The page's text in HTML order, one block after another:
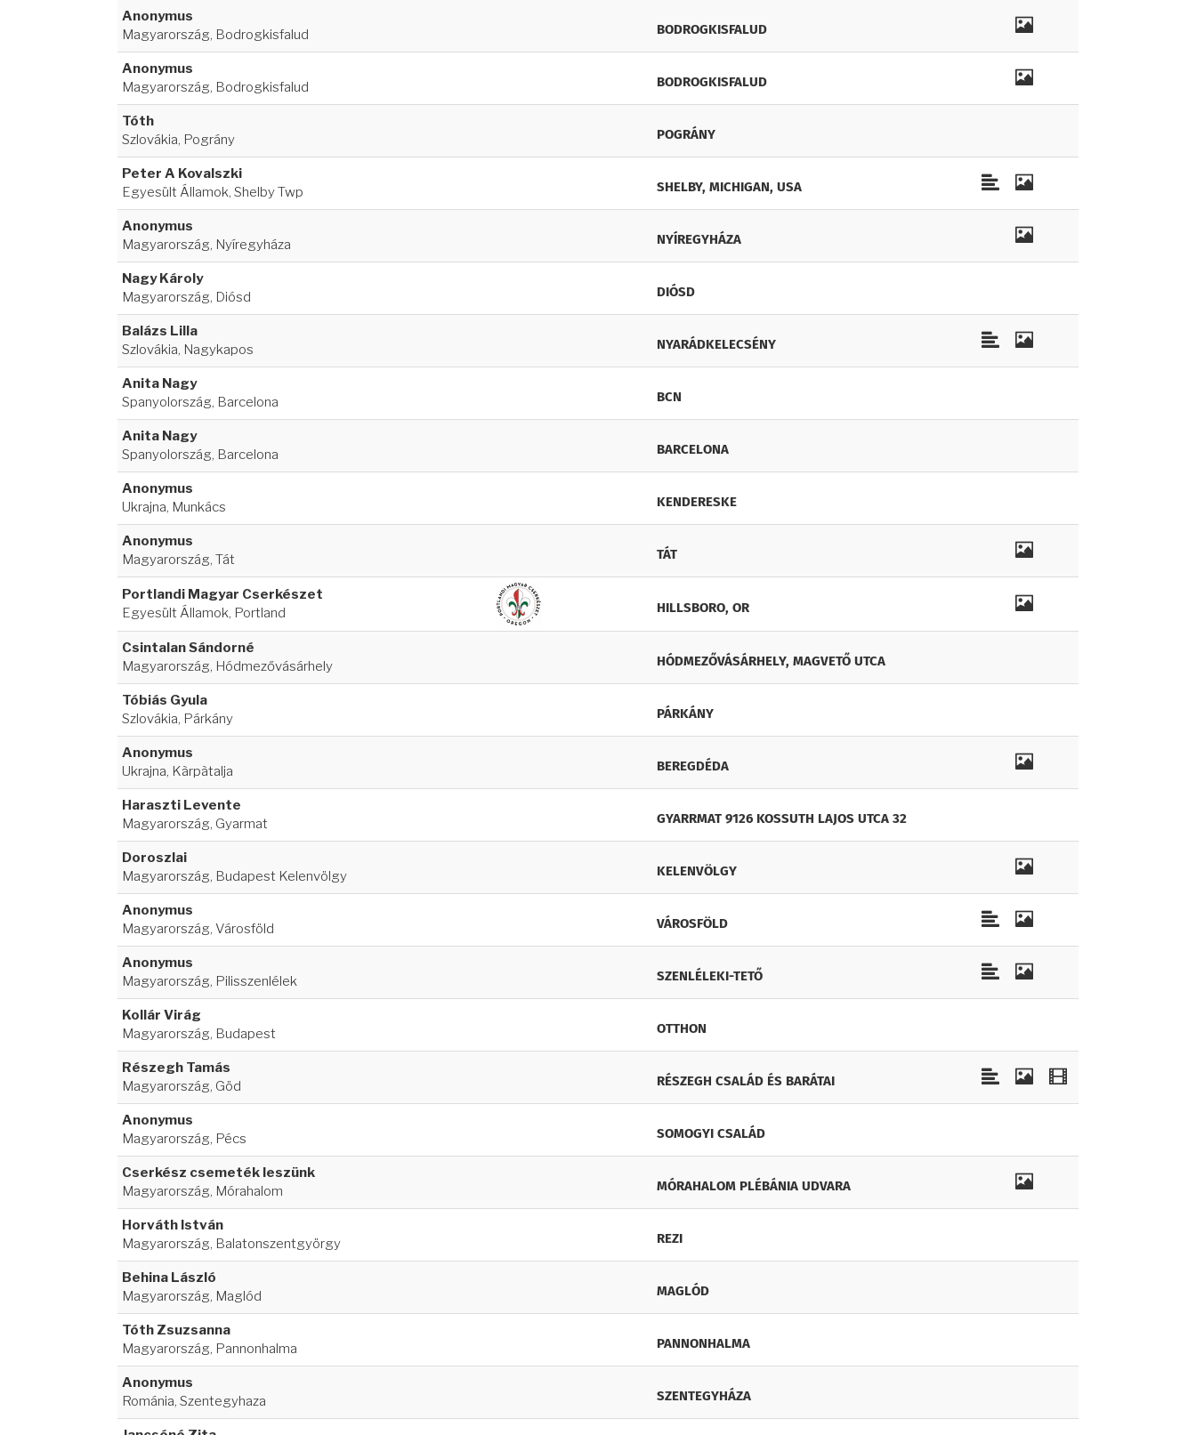
Anonymus
Magyarország, Bodrogkisfalud
BODROGKISFALUD
Anonymus
Magyarország, Bodrogkisfalud
BODROGKISFALUD
Tóth
Szlovákia, Pográny
POGRÁNY
Peter A Kovalszki
Egyesült Államok, Shelby Twp
SHELBY, MICHIGAN, USA
Anonymus
Magyarország, Nyíregyháza
NYÍREGYHÁZA
Nagy Károly
Magyarország, Diósd
DIÓSD
Balázs Lilla
Szlovákia, Nagykapos
NYARÁDKELECSÉNY
Anita Nagy
Spanyolország, Barcelona
BCN
Anita Nagy
Spanyolország, Barcelona
BARCELONA
Anonymus
Ukrajna, Munkács
KENDERESKE
Anonymus
Magyarország, Tát
TÁT
Portlandi Magyar Cserkészet
Egyesült Államok, Portland
HILLSBORO, OR
Csintalan Sándorné
Magyarország, Hódmezővásárhely
HÓDMEZŐVÁSÁRHELY, MAGVETŐ UTCA
Tóbiás Gyula
Szlovákia, Párkány
PÁRKÁNY
Anonymus
Ukrajna, Kàrpàtalja
BEREGDÉDA
Haraszti Levente
Magyarország, Gyarmat
GYARRMAT 9126 KOSSUTH LAJOS UTCA 32
Doroszlai
Magyarország, Budapest Kelenvölgy
KELENVÖLGY
Anonymus
Magyarország, Városföld
VÁROSFÖLD
Anonymus
Magyarország, Pilisszenlélek
SZENLÉLEKI-TETŐ
Kollár Virág
Magyarország, Budapest
OTTHON
Részegh Tamás
Magyarország, Göd
RÉSZEGH CSALÁD ÉS BARÁTAI
Anonymus
Magyarország, Pécs
SOMOGYI CSALÁD
Cserkész csemeték leszünk
Magyarország, Mórahalom
MÓRAHALOM PLÉBÁNIA UDVARA
Horváth István
Magyarország, Balatonszentgyörgy
REZI
Behina László
Magyarország, Maglód
MAGLÓD
Tóth Zsuzsanna
Magyarország, Pannonhalma
PANNONHALMA
Anonymus
Románia, Szentegyhaza
SZENTEGYHÁZA